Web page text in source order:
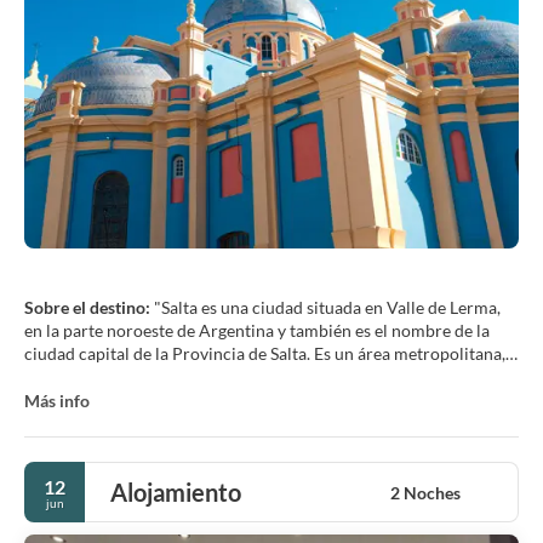
Sobre el destino: "Salta es una ciudad situada en Valle de Lerma,
en la parte noroeste de Argentina y también es el nombre de la
ciudad capital de la Provincia de Salta. Es un área metropolitana,
en la segunda ciudad más poblada en el noroeste del país.
PRINCIPALES ATRACTIVOS TURÍSTICOS
• Cabildo, el antiguo ayuntamiento de 1783, en la Plaza 9 de Julio.
Más info
12
jun Alojamiento 2 Noches